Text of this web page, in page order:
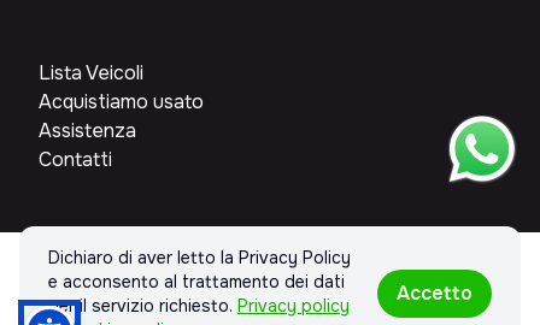
Lista Veicoli
Acquistiamo usato
Assistenza
Contatti
Dichiaro di aver letto la Privacy Policy
e acconsento al trattamento dei dati
per il servizio richiesto. Privacy policy
Accetto
© 2026 AUTOLINKROMA SRL. Tutti i diritti riservati.
Privacy policy & Cookies policy